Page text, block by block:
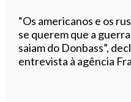
“Os americanos e os
se querem que a
saiam do Donbass”,
entrevista à agência